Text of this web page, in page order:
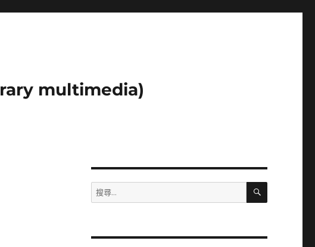
multimedia)
搜
尋
字:
搜